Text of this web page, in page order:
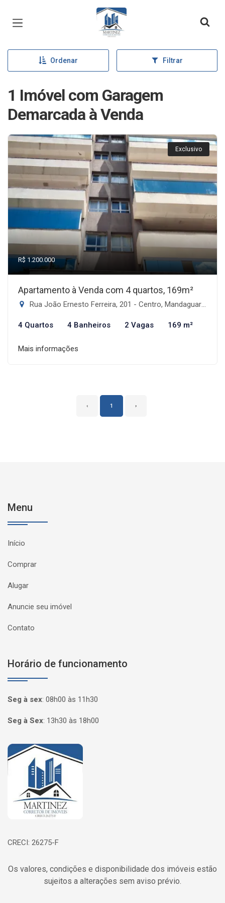
Página inicial
Ordenar Filtrar
1 Imóvel com Garagem
Demarcada à Venda
Exclusivo
R$ 1.200.000
Apartamento à Venda com 4 quartos, 169m²
Rua João Ernesto Ferreira, 201 - Centro, Mandaguari-PR
4 Quartos 4 Banheiros 2 Vagas 169 m²
Mais informações
‹ 1 ›
Menu
Início
Comprar
Alugar
Anuncie seu imóvel
Contato
Horário de funcionamento
Seg à sex: 08h00 às 11h30
Seg à Sex: 13h30 às 18h00
Página inicial
CRECI: 26275-F
Os valores, condições e disponibilidade dos imóveis estão
sujeitos a alterações sem aviso prévio.